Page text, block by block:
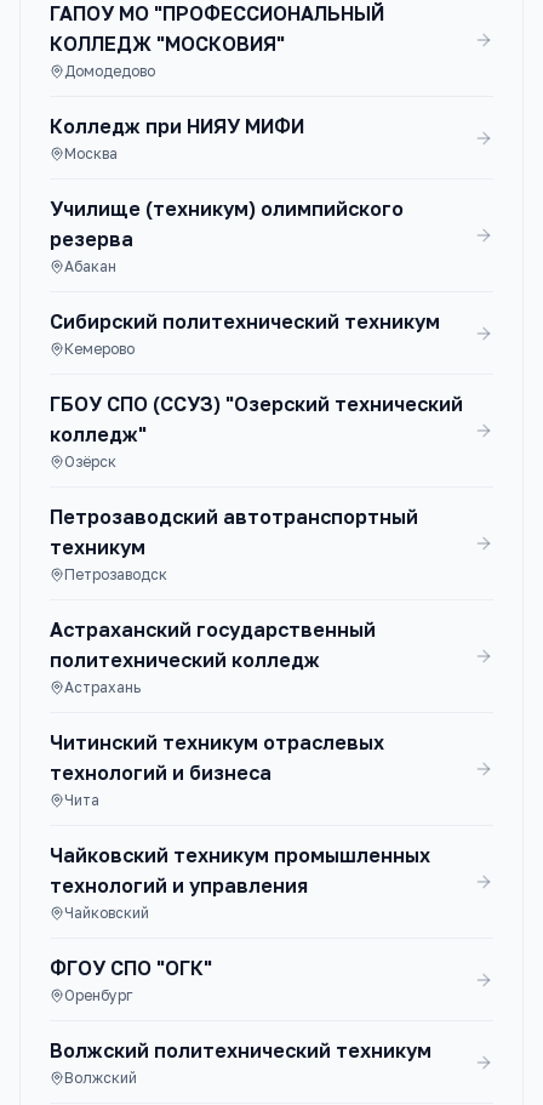
ГАПОУ МО "ПРОФЕССИОНАЛЬНЫЙ
КОЛЛЕДЖ "МОСКОВИЯ"
Домодедово
Колледж при НИЯУ МИФИ
Москва
Училище (техникум) олимпийского
резерва
Абакан
Сибирский политехнический техникум
Кемерово
ГБОУ СПО (ССУЗ) "Озерский технический
колледж"
Озёрск
Петрозаводский автотранспортный
техникум
Петрозаводск
Астраханский государственный
политехнический колледж
Астрахань
Читинский техникум отраслевых
технологий и бизнеса
Чита
Чайковский техникум промышленных
технологий и управления
Чайковский
ФГОУ СПО "ОГК"
Оренбург
Волжский политехнический техникум
Волжский